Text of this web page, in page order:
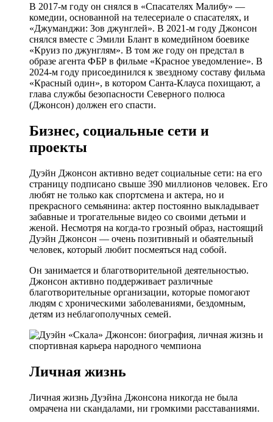
В 2017-м году он снялся в «Спасателях Малибу» —
комедии, основанной на телесериале о спасателях, и
«Джуманджи: Зов джунглей». В 2021-м году Джонсон
снялся вместе с Эмили Блант в комедийном боевике
«Круиз по джунглям». В том же году он предстал в
образе агента ФБР в фильме «Красное уведомление». В
2024-м году присоединился к звездному составу фильма
«Красный один», в котором Санта-Клауса похищают, а
глава службы безопасности Северного полюса
(Джонсон) должен его спасти.
Бизнес, социальные сети и
проекты
Дуэйн Джонсон активно ведет социальные сети: на его
страницу подписано свыше 390 миллионов человек. Его
любят не только как спортсмена и актера, но и
прекрасного семьянина: актер постоянно выкладывает
забавные и трогательные видео со своими детьми и
женой. Несмотря на когда-то грозный образ, настоящий
Дуэйн Джонсон — очень позитивный и обаятельный
человек, который любит посмеяться над собой.
Он занимается и благотворительной деятельностью.
Джонсон активно поддерживает различные
благотворительные организации, которые помогают
людям с хроническими заболеваниями, бездомным,
детям из неблагополучных семей.
Личная жизнь
Личная жизнь Дуэйна Джонсона никогда не была
омрачена ни скандалами, ни громкими расставаниями.